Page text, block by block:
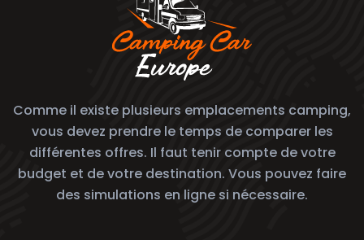
Comme il existe plusieurs emplacements camping,
vous devez prendre le temps de comparer les
différentes offres. Il faut tenir compte de votre
budget et de votre destination. Vous pouvez faire
des simulations en ligne si nécessaire.